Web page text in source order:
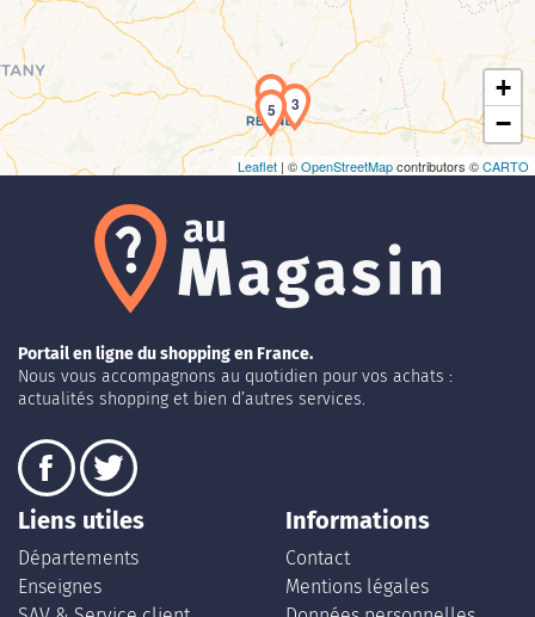
3
4
5
+
−
Leaflet | ©OpenStreetMapcontributors ©CARTO
Portail en ligne du shopping en France.
Nous vous accompagnons au quotidien pour vos achats :
actualités shopping et bien d’autres services.
Liens utiles
Départements
Enseignes
Informations
Contact
Mentions légales